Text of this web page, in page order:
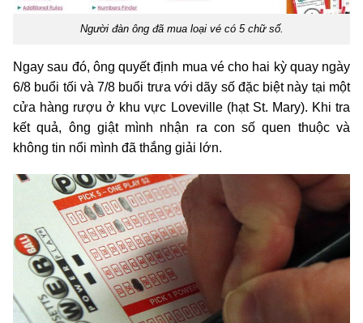
Người đàn ông đã mua loại vé có 5 chữ số.
Ngay sau đó, ông quyết định mua vé cho hai kỳ quay ngày
6/8 buổi tối và 7/8 buổi trưa với dãy số đặc biệt này tại một
cửa hàng rượu ở khu vực Loveville (hạt St. Mary). Khi tra
kết quả, ông giật mình nhận ra con số quen thuộc và
không tin nổi mình đã thắng giải lớn.